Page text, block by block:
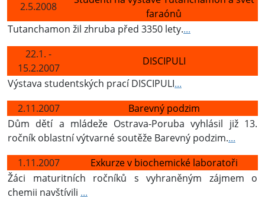
2.5.2008
faraónů
Tutanchamon žil zhruba před 3350 lety....
22.1. -
15.2.2007
DISCIPULI
Výstava studentských prací DISCIPULI...
2.11.2007
Barevný podzim
Dům dětí a mládeže Ostrava-Poruba vyhlásil již 13.
ročník oblastní výtvarné soutěže Barevný podzim....
1.11.2007
Exkurze v biochemické laboratoři
Žáci maturitních ročníků s vyhraněným zájmem o
chemii navštívili ...